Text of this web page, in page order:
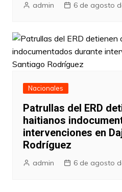
admin 6 de agosto
Nacionales
Patrullas del ERD
haitianos
intervenciones en
Rodríguez
admin 6 de agosto